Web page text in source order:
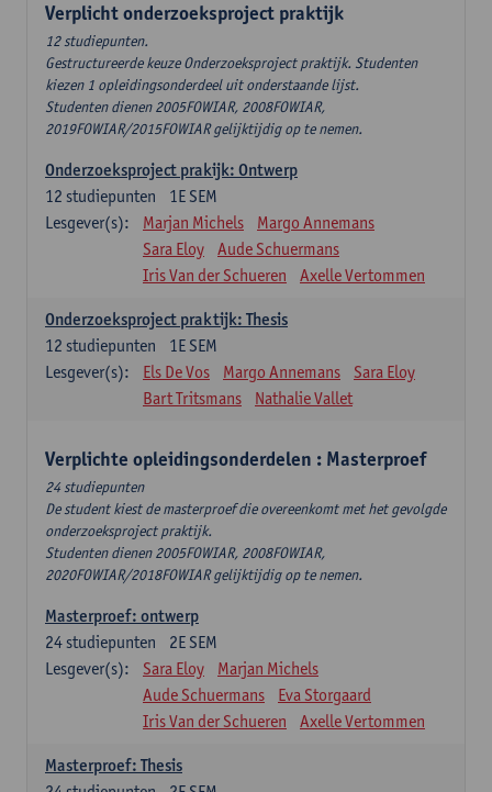
Verplicht onderzoeksproject praktijk
12 studiepunten.
Gestructureerde keuze Onderzoeksproject praktijk. Studenten
kiezen 1 opleidingsonderdeel uit onderstaande lijst.
Studenten dienen 2005FOWIAR, 2008FOWIAR,
2019FOWIAR/2015FOWIAR gelijktijdig op te nemen.
Onderzoeksproject prakijk: Ontwerp
1E SEM
12 studiepunten
Lesgever(s):
Marjan Michels
Margo Annemans
Sara Eloy
Aude Schuermans
Iris Van der Schueren
Axelle Vertommen
Onderzoeksproject praktijk: Thesis
1E SEM
12 studiepunten
Lesgever(s):
Els De Vos Margo Annemans
Sara Eloy
Bart Tritsmans
Nathalie Vallet
Verplichte opleidingsonderdelen : Masterproef
24 studiepunten
De student kiest de masterproef die overeenkomt met het gevolgde
onderzoeksproject praktijk.
Studenten dienen 2005FOWIAR, 2008FOWIAR,
2020FOWIAR/2018FOWIAR gelijktijdig op te nemen.
Masterproef: ontwerp
2E SEM
24studiepunten
Lesgever(s):
Sara Eloy
Marjan Michels
Aude Schuermans
Eva Storgaard
Iris Van der Schueren
Axelle Vertommen
Masterproef: Thesis